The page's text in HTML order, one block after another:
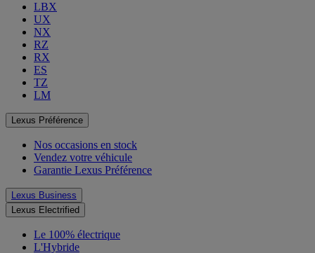
LBX
UX
NX
RZ
RX
ES
TZ
LM
Lexus Préférence
Nos occasions en stock
Vendez votre véhicule
Garantie Lexus Préférence
Lexus Business
Lexus Electrified
Le 100% électrique
L'Hybride